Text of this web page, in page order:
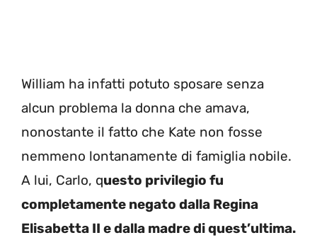
William ha infatti potuto sposare senza
alcun problema la donna che amava,
nonostante il fatto che Kate non fosse
nemmeno lontanamente di famiglia nobile.
A lui, Carlo, questo privilegio fu
completamente negato dalla Regina
Elisabetta II e dalla madre di quest’ultima.